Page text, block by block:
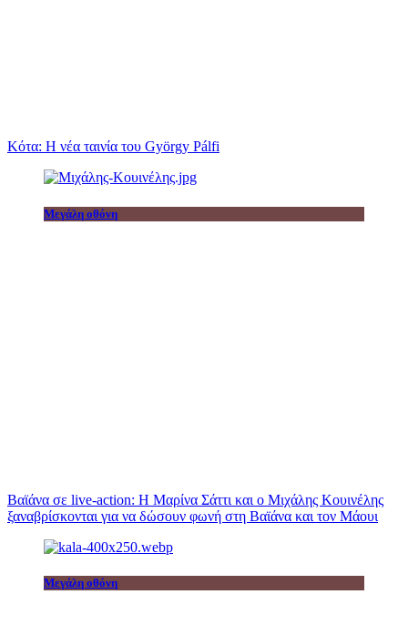
Κότα: Η νέα ταινία του György Pálfi
Μεγάλη οθόνη
Βαϊάνα σε live-action: Η Μαρίνα Σάττι και ο Μιχάλης Κουινέλης
ξαναβρίσκονται για να δώσουν φωνή στη Βαϊάνα και τον Μάουι
Μεγάλη οθόνη